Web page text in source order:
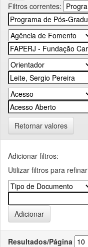
Filtros correntes:
Retornar valores
Adicionar filtros:
Utilizar filtros para
Resultados/Página